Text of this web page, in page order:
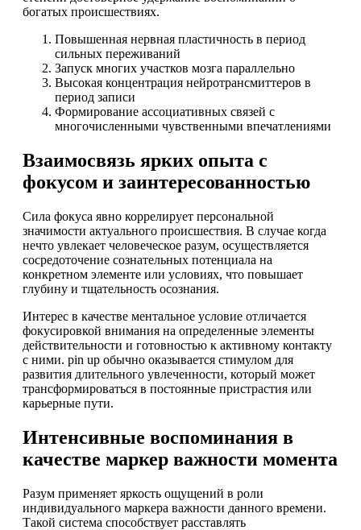
богатых происшествиях.
Повышенная нервная пластичность в период
сильных переживаний
Запуск многих участков мозга параллельно
Высокая концентрация нейротрансмиттеров в
период записи
Формирование ассоциативных связей с
многочисленными чувственными впечатлениями
Взаимосвязь ярких опыта с
фокусом и заинтересованностью
Сила фокуса явно коррелирует персональной
значимости актуального происшествия. В случае когда
нечто увлекает человеческое разум, осуществляется
сосредоточение сознательных потенциала на
конкретном элементе или условиях, что повышает
глубину и тщательность осознания.
Интерес в качестве ментальное условие отличается
фокусировкой внимания на определенные элементы
действительности и готовностью к активному контакту
с ними. pin up обычно оказывается стимулом для
развития длительного увлеченности, который может
трансформироваться в постоянные пристрастия или
карьерные пути.
Интенсивные воспоминания в
качестве маркер важности момента
Разум применяет яркость ощущений в роли
индивидуального маркера важности данного времени.
Такой система способствует расставлять